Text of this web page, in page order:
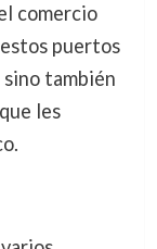
comercio
puertos
también
les